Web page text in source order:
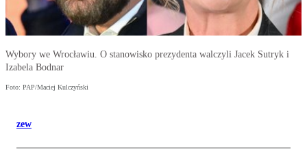
Wybory we Wrocławiu. O stanowisko prezydenta walczyli Jacek Sutryk i
Izabela Bodnar
Foto: PAP/Maciej Kulczyński
zew